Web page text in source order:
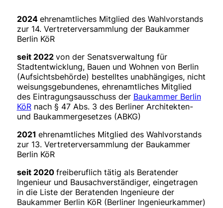
2024 ehrenamtliches Mitglied des Wahlvorstands
zur 14. Vertreterversammlung der Baukammer
Berlin KöR
seit 2022 von der Senatsverwaltung für
Stadtentwicklung, Bauen und Wohnen von Berlin
(Aufsichtsbehörde) bestelltes unabhängiges, nicht
weisungsgebundenes, ehrenamtliches Mitglied
des Eintragungsausschuss der Baukammer Berlin
KöRnach § 47 Abs. 3 des Berliner Architekten-
und Baukammergesetzes (ABKG)
2021 ehrenamtliches Mitglied des Wahlvorstands
zur 13. Vertreterversammlung der Baukammer
Berlin KöR
seit 2020 freiberuflich tätig als Beratender
Ingenieur und Bausachverständiger, eingetragen
in die Liste der Beratenden Ingenieure der
Baukammer Berlin KöR (Berliner Ingenieurkammer)